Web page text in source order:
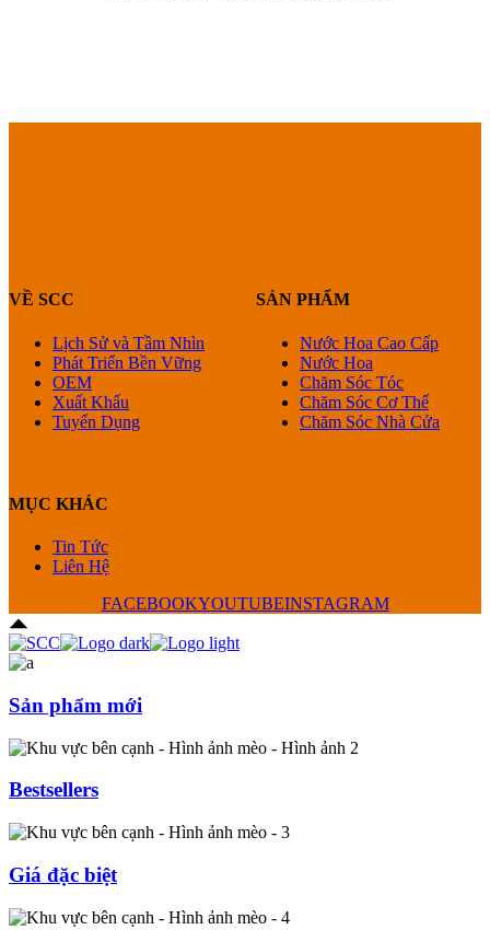
VỀ SCC
Lịch Sử và Tầm Nhìn
Phát Triển Bền Vững
OEM
Xuất Khẩu
Tuyển Dụng
SẢN PHẨM
Nước Hoa Cao Cấp
Nước Hoa
Chăm Sóc Tóc
Chăm Sóc Cơ Thể
Chăm Sóc Nhà Cửa
MỤC KHÁC
Tin Tức
Liên Hệ
FACEBOOKYOUTUBEINSTAGRAM
Sản phẩm mới
Bestsellers
Giá đặc biệt